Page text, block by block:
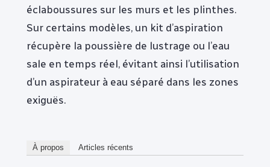
éclaboussures sur les murs et les plinthes.
Sur certains modèles, un kit d’aspiration
récupère la poussière de lustrage ou l’eau
sale en temps réel, évitant ainsi l’utilisation
d’un aspirateur à eau séparé dans les zones
exiguës.
À propos Articles récents